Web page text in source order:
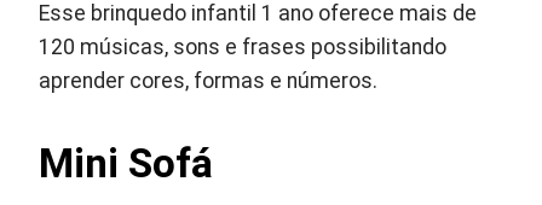
Esse brinquedo infantil 1 ano oferece mais de
120 músicas, sons e frases possibilitando
aprender cores, formas e números.
Mini Sofá